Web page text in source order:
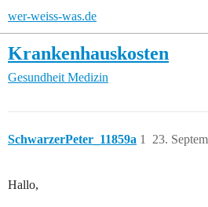
wer-weiss-was.de
Krankenhauskosten
Gesundheit Medizin
SchwarzerPeter_11859a 23.
1
Hallo,